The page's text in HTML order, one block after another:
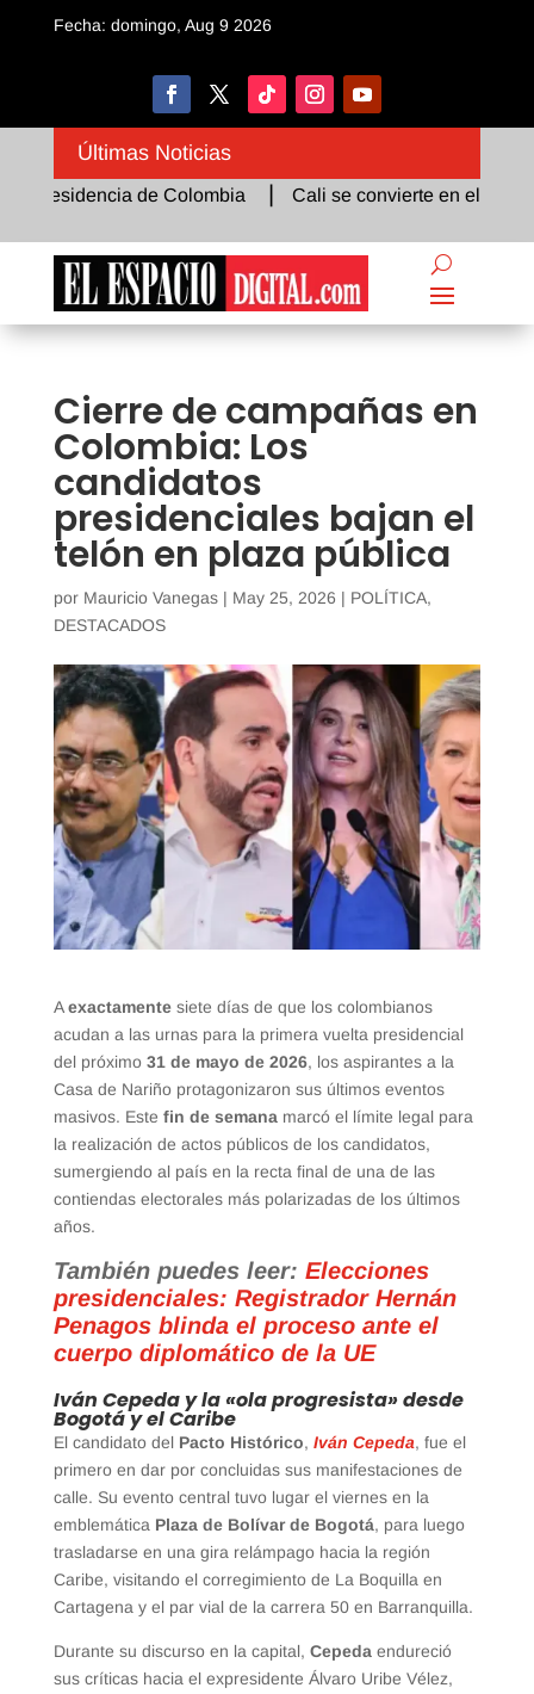
Fecha: domingo, Aug 9 2026
Últimas Noticias
de Colombia Cali se convierte en el epicentro
Cierre de campañas en
Colombia: Los
candidatos
presidenciales bajan el
telón en plaza pública
por Mauricio Vanegas| May 25, 2026 | POLÍTICA,
DESTACADOS
Aexactamentesiete días de que los colombianos
acudan a las urnas para la primera vuelta presidencial
del próximo 31 de mayo de 2026, los aspirantes a la
Casa de Nariño protagonizaron sus últimos eventos
masivos. Este fin de semana marcó el límite legal para
la realización de actos públicos de los candidatos,
sumergiendo al país en la recta final de una de las
contiendas electorales más polarizadas de los últimos
años.
También puedes leer: Elecciones
presidenciales: Registrador Hernán
Penagos blinda el proceso ante el
cuerpo diplomático de la UE
Iván Cepeda y la «ola progresista» desde
Bogotá y el Caribe
El candidato del Pacto Histórico, Iván Cepeda, fue el
primero en dar por concluidas sus manifestaciones de
calle. Su evento central tuvo lugar el viernes en la
emblemática Plaza de Bolívar de Bogotá, para luego
trasladarse en una gira relámpago hacia la región
Caribe, visitando el corregimiento de La Boquilla en
Cartagena y el par vial de la carrera 50 en Barranquilla.
Durante su discurso en la capital, Cepeda endureció
sus críticas hacia el expresidente Álvaro Uribe Vélez,